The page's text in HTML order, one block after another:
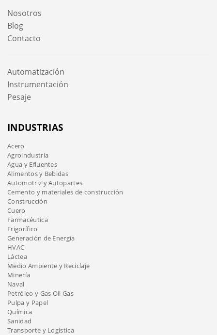
Nosotros
Blog
Contacto
Automatización
Instrumentación
Pesaje
INDUSTRIAS
Acero
Agroindustria
Agua y Efluentes
Alimentos y Bebidas
Automotriz y Autopartes
Cemento y materiales de construcción
Construcción
Cuero
Farmacéutica
Frigorífico
Generación de Energía
HVAC
Láctea
Medio Ambiente y Reciclaje
Minería
Naval
Petróleo y Gas Oil Gas
Pulpa y Papel
Química
Sanidad
Transporte y Logística